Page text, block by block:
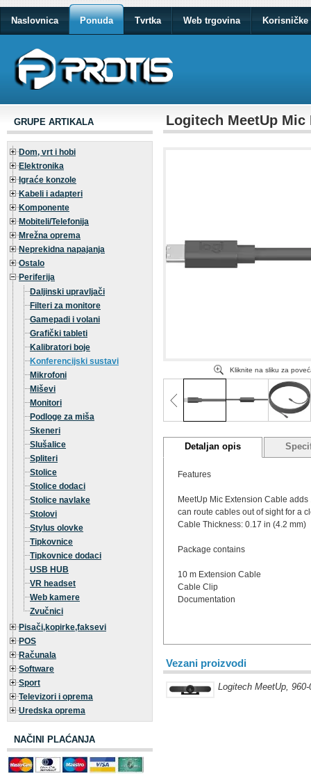
Naslovnica Ponuda Tvrtka Web trgovina Korisničke
GRUPE ARTIKALA
Dom, vrt i hobi
Elektronika
Igraće konzole
Kabeli i adapteri
Komponente
Mobiteli/Telefonija
Mrežna oprema
Neprekidna napajanja
Ostalo
Periferija
Daljinski upravljači
Filteri za monitore
Gamepadi i volani
Grafički tableti
Kalibratori boje
Konferencijski sustavi
Mikrofoni
Miševi
Monitori
Podloge za miša
Skeneri
Slušalice
Spliteri
Stolice
Stolice dodaci
Stolice navlake
Stolovi
Stylus olovke
Tipkovnice
Tipkovnice dodaci
USB HUB
VR headset
Web kamere
Zvučnici
Pisači,kopirke,faksevi
POS
Računala
Software
Sport
Televizori i oprema
Uredska oprema
NAČINI PLAĆANJA
Logitech MeetUp Mic
Kliknite na sliku za
Detaljan opis
Features
MeetUp Mic Extension Cable
can route cables out of sight for a
Cable Thickness: 0.17 in (4.2 mm)
Package contains
10 m Extension Cable
Cable Clip
Documentation
Vezani proizvodi
Logitech MeetUp, 960-